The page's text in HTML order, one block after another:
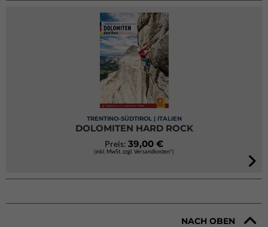
TRENTINO-SÜDTIROL | ITALIEN
DOLOMITEN HARD ROCK
Preis: 39,00 €
(inkl. MwSt. zzgl. Versandkosten*)
NACH OBEN